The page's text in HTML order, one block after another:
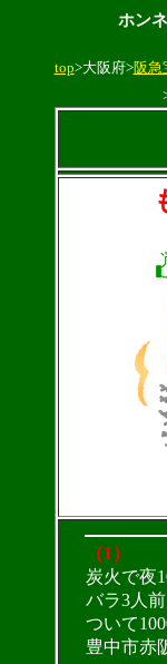
ホン
top>大阪府>阪急
（1）
炭火で夜
バラ3人
ついて
豊中市赤